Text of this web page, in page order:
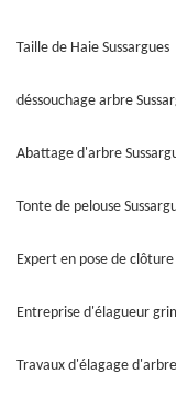
Taille de Haie Sussargues
déssouchage arbre
Abattage d'arbre
Tonte de pelouse
Expert en pose de
Entreprise d'élagueur
Travaux d'élagage